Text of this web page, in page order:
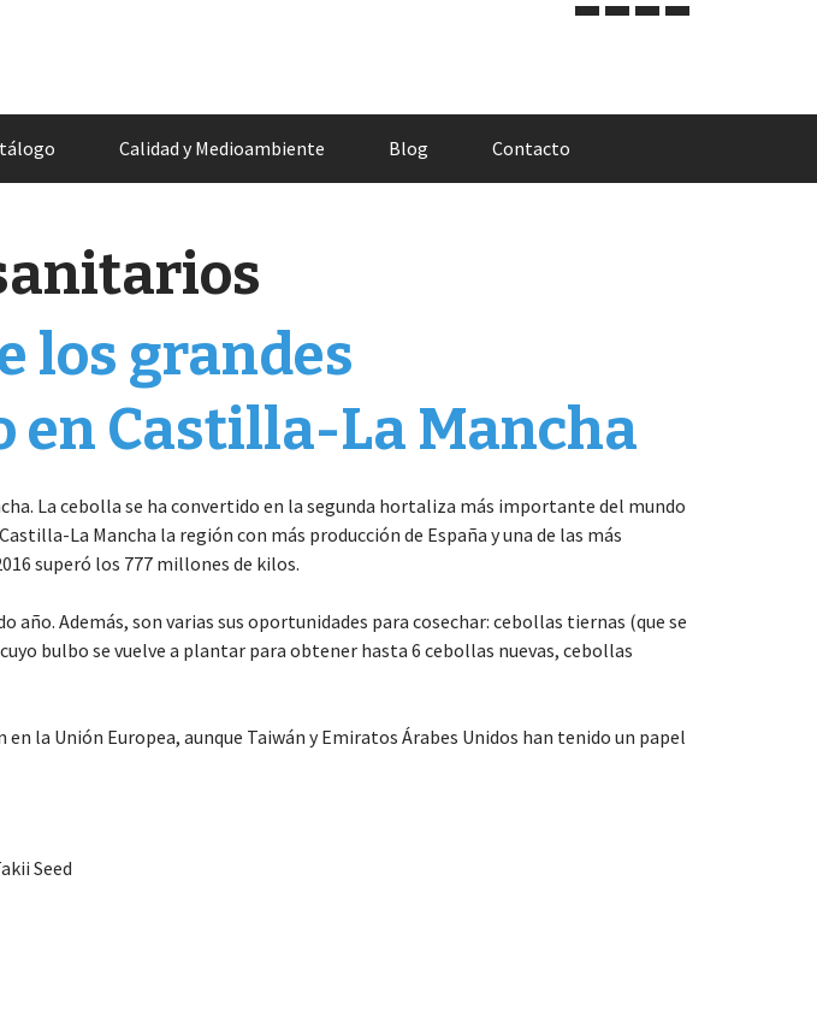
Calidad y Medioambiente Blog Contacto
los grandes
Castilla-La Mancha
La cebolla se ha convertido en la segunda hortaliza más importante del mundo
La Mancha la región con más producción de España y una de las más
superó los 777 millones de kilos.
Además, son varias sus oportunidades para cosechar: cebollas tiernas (que se
bulbo se vuelve a plantar para obtener hasta 6 cebollas nuevas, cebollas
la Unión Europea, aunque Taiwán y Emiratos Árabes Unidos han tenido un papel
Seed